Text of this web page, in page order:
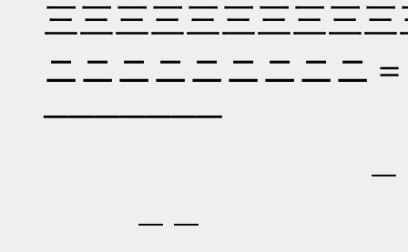
三三三三三三三三三
ニニニニニニニニニ
───────